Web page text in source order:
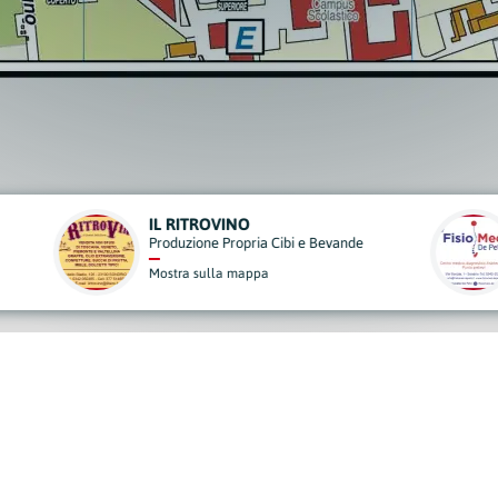
FISIO MED DE PETRI
Medici Specialistici
Mostra sulla mappa
TERRA DI MEZZO
Ristoranti e Pizzerie
Mostra sulla mappa